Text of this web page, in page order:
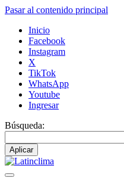
Pasar al contenido principal
Inicio
Facebook
Instagram
X
TikTok
WhatsApp
Youtube
Ingresar
Búsqueda: